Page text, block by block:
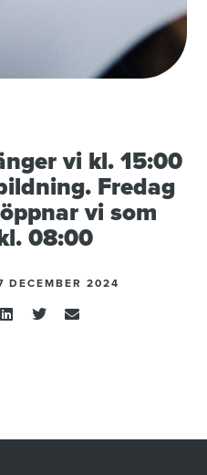
vi kl. 15:00
Fredag
vi som
08:00
DECEMBER 2024